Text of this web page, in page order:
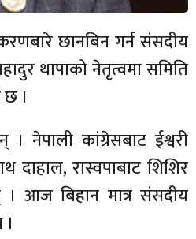
छानबिन गर्न संसदीय
थापाको नेतृत्वमा समिति
।
नेपाली कांग्रेसबाट ईश्वरी
दाहाल, रास्वपाबाट शिशिर
। आज बिहान मात्र संसदीय